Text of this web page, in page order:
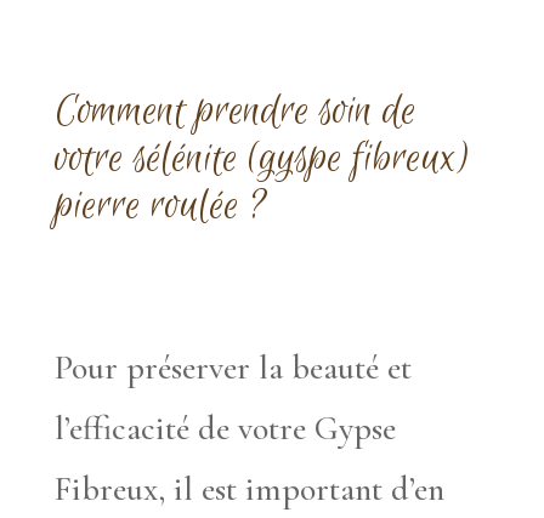
Comment prendre soin de
votre sélénite (gyspe fibreux)
pierre roulée ?
Pour préserver la beauté et
l’efficacité de votre Gypse
Fibreux, il est important d’en